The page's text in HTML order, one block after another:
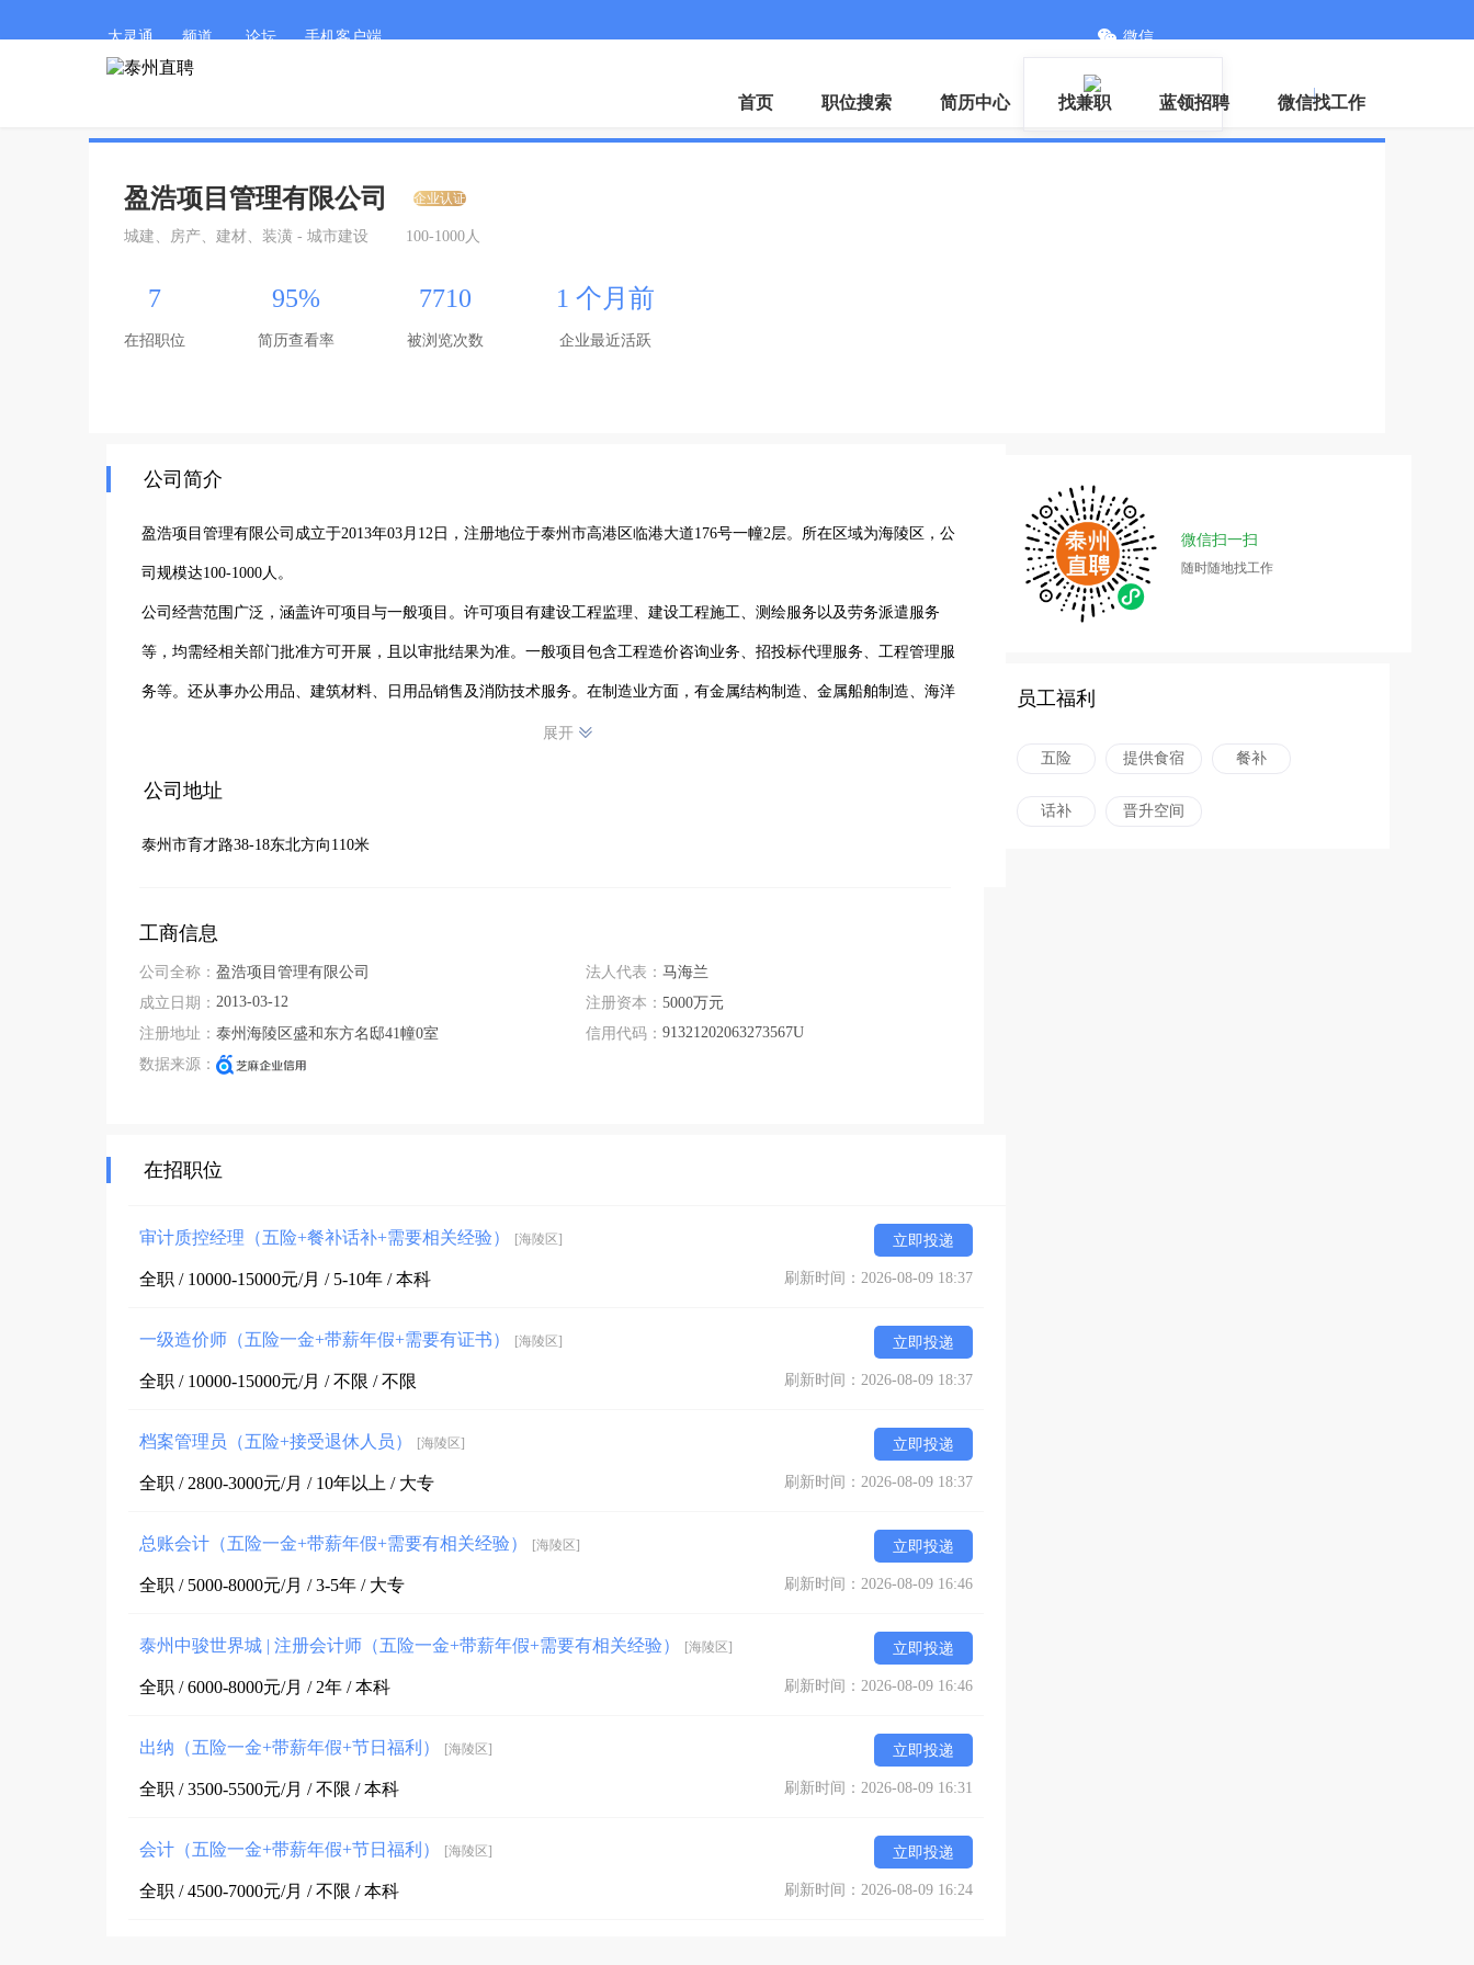
太灵通 频道 论坛 手机客户端 微信
登录|注册
首页 职位搜索 简历中心 找兼职 蓝领招聘 微信找工作
盈浩项目管理有限公司 企业认证
城建、房产、建材、装潢 - 城市建设 100-1000人
7
在招职位
95%
简历查看率
7710
被浏览次数
1 个月前
企业最近活跃
公司简介
盈浩项目管理有限公司成立于2013年03月12日，注册地位于泰州市高港区临港大道176号一幢2层。所在区域为海陵区，公
司规模达100-1000人。
公司经营范围广泛，涵盖许可项目与一般项目。许可项目有建设工程监理、建设工程施工、测绘服务以及劳务派遣服务
等，均需经相关部门批准方可开展，且以审批结果为准。一般项目包含工程造价咨询业务、招投标代理服务、工程管理服
务等。还从事办公用品、建筑材料、日用品销售及消防技术服务。在制造业方面，有金属结构制造、金属船舶制造、海洋
工程装备制造等。其业务还涉及船舶拖带服务、普通机械设备安装服务、船舶改装，以及海洋工程装备与机械设备的销
机构，展现出较强的企业实力和拓展能力。
展开
公司地址
泰州市育才路38-18东北方向110米
工商信息
公司全称： 盈浩项目管理有限公司
成立日期： 2013-03-12
注册地址： 泰州海陵区盛和东方名邸41幢0室
数据来源：
法人代表： 马海兰
注册资本： 5000万元
信用代码： 91321202063273567U
在招职位
审计质控经理（五险+餐补话补+需要相关经验） [海陵区] 立即投递
全职 / 10000-15000元/月 / 5-10年 / 本科 刷新时间：2026-08-09 18:37
一级造价师（五险一金+带薪年假+需要有证书） [海陵区] 立即投递
全职 / 10000-15000元/月 / 不限 / 不限 刷新时间：2026-08-09 18:37
档案管理员（五险+接受退休人员） [海陵区] 立即投递
全职 / 2800-3000元/月 / 10年以上 / 大专 刷新时间：2026-08-09 18:37
总账会计（五险一金+带薪年假+需要有相关经验） [海陵区] 立即投递
全职 / 5000-8000元/月 / 3-5年 / 大专 刷新时间：2026-08-09 16:46
泰州中骏世界城 | 注册会计师（五险一金+带薪年假+需要有相关经验） [海陵区] 立即投递
全职 / 6000-8000元/月 / 2年 / 本科 刷新时间：2026-08-09 16:46
出纳（五险一金+带薪年假+节日福利） [海陵区] 立即投递
全职 / 3500-5500元/月 / 不限 / 本科 刷新时间：2026-08-09 16:31
会计（五险一金+带薪年假+节日福利） [海陵区] 立即投递
全职 / 4500-7000元/月 / 不限 / 本科 刷新时间：2026-08-09 16:24
微信扫一扫
随时随地找工作
员工福利
五险 提供食宿 餐补
话补 晋升空间